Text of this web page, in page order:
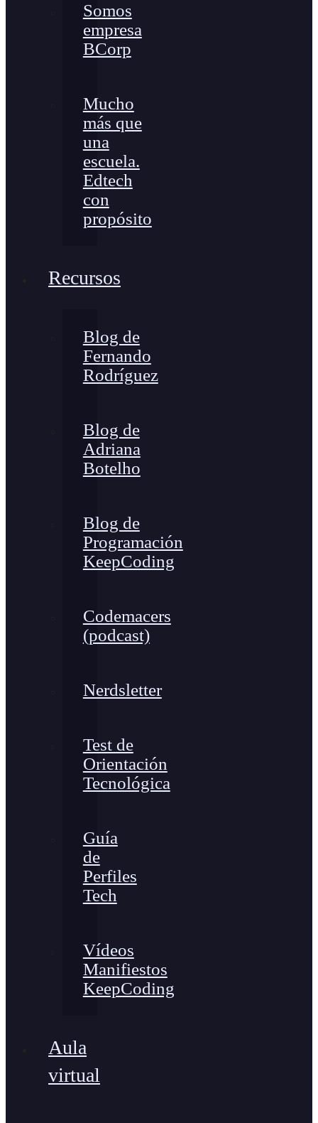
Somos
empresa
BCorp
Mucho
más que
una
escuela.
Edtech
con
propósito
Recursos
Blog de
Fernando
Rodríguez
Blog de
Adriana
Botelho
Blog de
Programación
KeepCoding
Codemacers
(podcast)
Nerdsletter
Test de
Orientación
Tecnológica
Guía
de
Perfiles
Tech
Vídeos
Manifiestos
KeepCoding
Aula
virtual